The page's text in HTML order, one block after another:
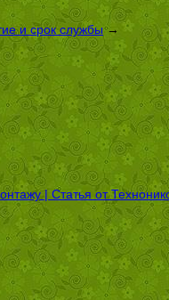
и срок службы→
| Статья от